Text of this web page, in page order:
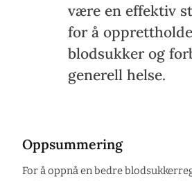
være en effektiv
for å
blodsukker og
generell helse.
Oppsummering
For å oppnå en bedre